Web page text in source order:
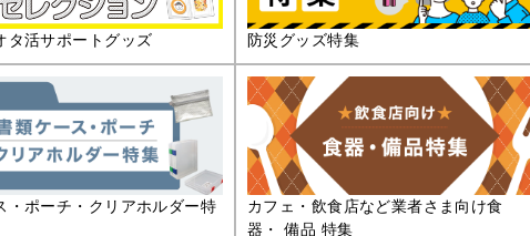
タ活サポートグッズ 防災グッズ特集
・ポーチ・クリアホルダー特
カフェ・飲食店など業者さま向け食
器・ 備品 特集